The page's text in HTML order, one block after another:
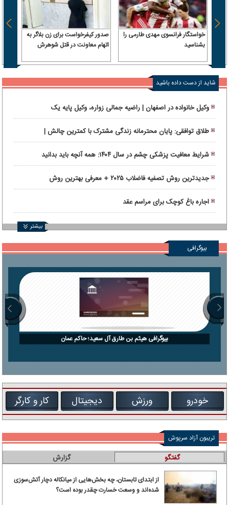
خواستگار فرانسوی مهدی طارمی را
بشناسید
صدور کیفرخواست برای زن بلاگر به
اتهام معاونت در قتل شوهرش
شاید از دست داده باشید
وکیل خانواده در اصفهان | راضیه جمالی زواره، وکیل پایه یک
دادگستری و متخصص نگارش قراردادها
طلاق توافقی: پایان محترمانه زندگی مشترک با کمترین چالش |
راهنمای انتخاب وکیل طلاق توافقی در تهران
شرایط معافیت پزشکی چشم در سال ۱۴۰۴: همه آنچه باید بدانید
جدیدترین روش تصفیه فاضلاب ۲۰۲۵ + معرفی بهترین روش
اجاره باغ کوچک برای مراسم عقد
بیشتر
بیوگرافی
بیوگرافی هیثم بن طارق آل سعید؛ حاکم عمان
خودرو ورزش دیجیتال کار و کارگر
تریبون آزاد سرپوش
گفتگو گزارش
از ابتدای تابستان، چه بخش‌هایی از میانکاله دچار آتش‌سوزی
شده‌اند و وسعت خسارت چقدر بوده است؟